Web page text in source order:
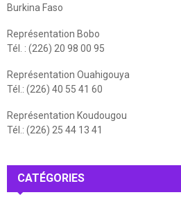
Burkina Faso
Représentation Bobo
Tél. : (226) 20 98 00 95
Représentation Ouahigouya
Tél.: (226) 40 55 41 60
Représentation Koudougou
Tél.: (226) 25 44 13 41
CATÉGORIES